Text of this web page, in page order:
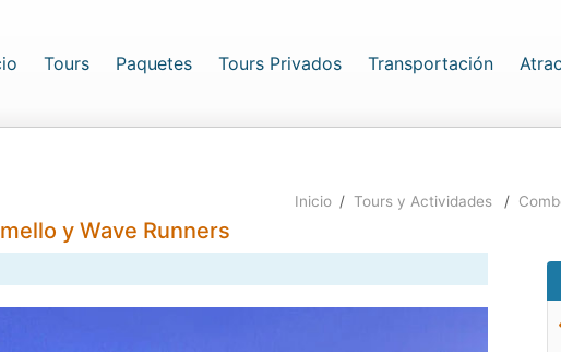
(current)
Tours Paquetes Tours Privados Transportación
Inicio / Tours y Actividades /
y Wave Runners